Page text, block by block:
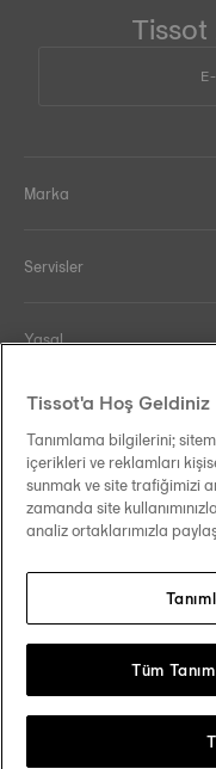
Tissot
Marka
Servisler
Yasal
Yardım ve İletişim
Our commitments
Change
Tissot'a Hoş Geldiniz
Tanımlama bilgilerini;
içerikleri ve reklamları
sunmak ve site trafiğimizi
zamanda site
analiz ortaklarımızla
Tüm